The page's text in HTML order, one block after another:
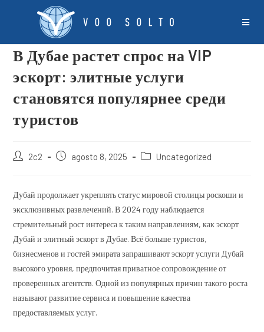
В Дубае растет спрос на VIP
эскорт: элитные услуги
становятся популярнее среди
туристов
2c2 agosto 8, 2025 Uncategorized
Дубай продолжает укреплять статус мировой столицы роскоши и
эксклюзивных развлечений. В 2024 году наблюдается
стремительный рост интереса к таким направлениям, как эскорт
Дубай и элитный эскорт в Дубае. Всё больше туристов,
бизнесменов и гостей эмирата запрашивают эскорт услуги Дубай
высокого уровня, предпочитая приватное сопровождение от
проверенных агентств. Одной из популярных причин такого роста
называют развитие сервиса и повышение качества
предоставляемых услуг.